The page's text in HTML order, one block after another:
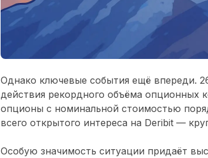
Однако ключевые события ещё впереди.
действия рекордного объёма опционных
опционы с номинальной стоимостью
всего открытого интереса на Deribit —
Особую значимость ситуации придаёт